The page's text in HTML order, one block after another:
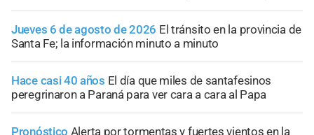
Jueves 6 de agosto de 2026 El tránsito en la provincia de
Santa Fe; la información minuto a minuto
Hace casi 40 años El día que miles de santafesinos
peregrinaron a Paraná para ver cara a cara al Papa
Pronóstico Alerta por tormentas y fuertes vientos en la